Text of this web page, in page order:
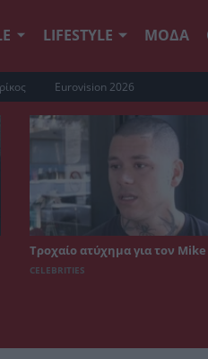
LIFESTYLE ΜΟΔΑ
Eurovision 2026
Τροχαίο ατύχημα για τον Mike
CELEBRITIES